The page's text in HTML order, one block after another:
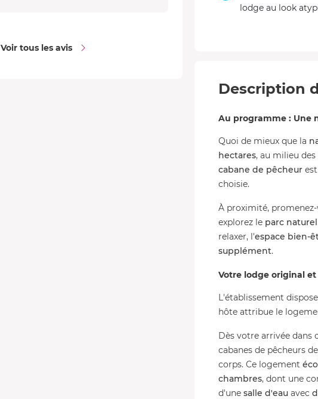
lodge au look
Description
Au programme : Une
Quoi de mieux que la
hectares, au milieu des
cabane de pêcheur
choisie.
À proximité,
explorez le parc
relaxer, l'espace bien-
supplément.
Votre lodge original
L'établissement
hôte attribue le
Dès votre arrivée dans
cabanes de pêcheurs
corps. Ce logement
chambres, dont une
d'une salle d'eau avec
Voir tous les avis